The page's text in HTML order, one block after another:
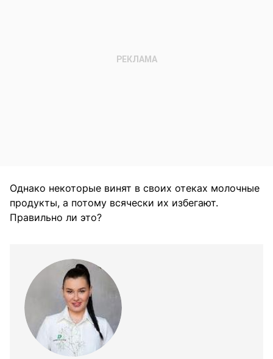
Однако некоторые винят в своих отеках молочные
продукты, а потому всячески их избегают.
Правильно ли это?